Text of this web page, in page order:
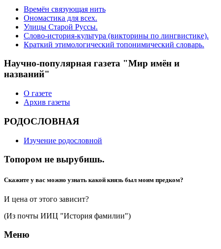
Времён связующая нить
Ономастика для всех.
Улицы Старой Руссы.
Слово-история-культура (викторины по лингвистике).
Краткий этимологический топонимический словарь.
Научно-популярная газета "Мир имён и
названий"
О газете
Архив газеты
РОДОСЛОВНАЯ
Изучение родословной
Топором не вырубишь.
Скажите у вас можно узнать какой князь был моим предком?
И цена от этого зависит?
(Из почты ИИЦ "История фамилии")
Меню